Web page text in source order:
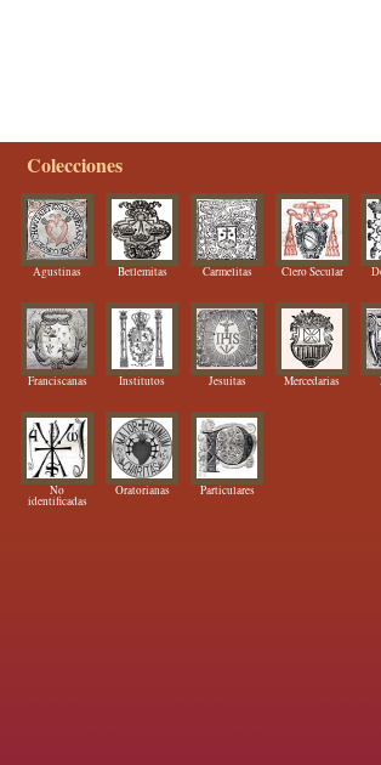
Colecciones
Agustinas Betlemitas Carmelitas Clero Secular
Franciscanas Institutos Jesuitas Mercedarias
No
identificadas
Oratorianas Particulares